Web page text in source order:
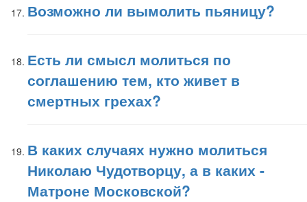
Возможно ли вымолить пьяницу?
Есть ли смысл молиться по
соглашению тем, кто живет в
смертных грехах?
В каких случаях нужно молиться
Николаю Чудотворцу, а в каких -
Матроне Московской?